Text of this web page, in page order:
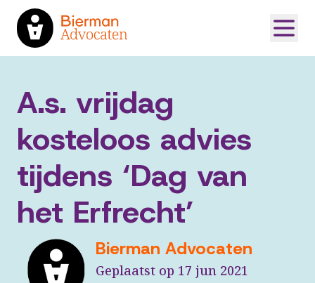
A.s. vrijdag
kosteloos advies
tijdens ‘Dag van
het Erfrecht’
Bierman Advocaten
Geplaatst op 17 jun 2021